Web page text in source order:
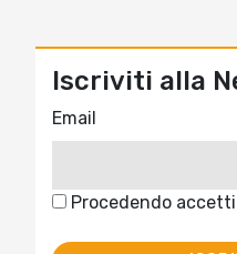
Iscriviti alla
Email
Procedendo